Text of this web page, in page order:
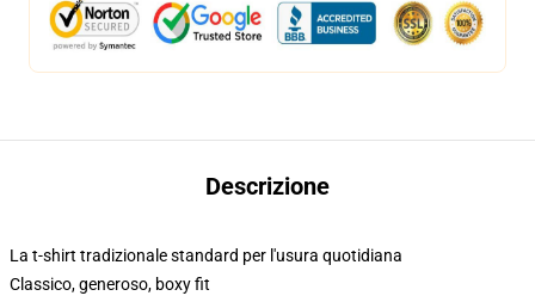
Descrizione
La t-shirt tradizionale standard per l'usura quotidiana
Classico, generoso, boxy fit